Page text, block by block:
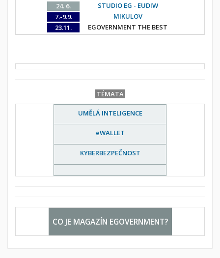
24. 6.
STUDIO EG - EUDIW
7.-9.9.
MIKULOV
23.11.
EGOVERNMENT THE BEST
TÉMATA
UMĚLÁ INTELIGENCE
eWALLET
KYBERBEZPEČNOST
CO JE MAGAZÍN EGOVERNMENT?